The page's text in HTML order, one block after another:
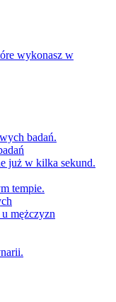
wykonasz w
badań.
już w kilka sekund.
tempie.
mężczyzn